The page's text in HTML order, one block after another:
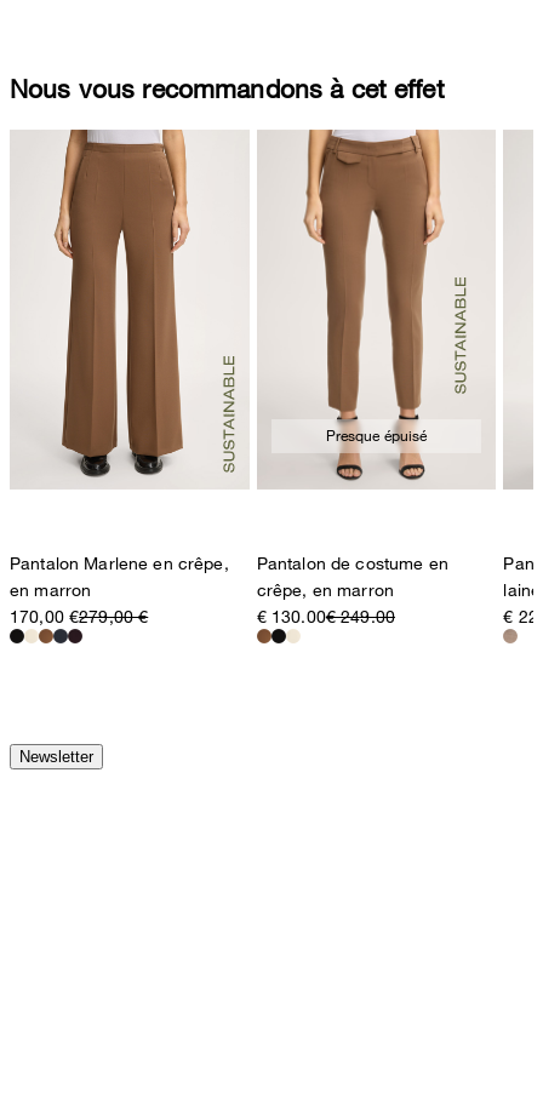
Nous vous recommandons à cet effet
Pantalon Marlene en crêpe,
en marron
170,00 €279,00 €
Presque épuisé
Pantalon de costume en
crêpe, en marron
€ 130.00€ 249.00
€
Newsletter